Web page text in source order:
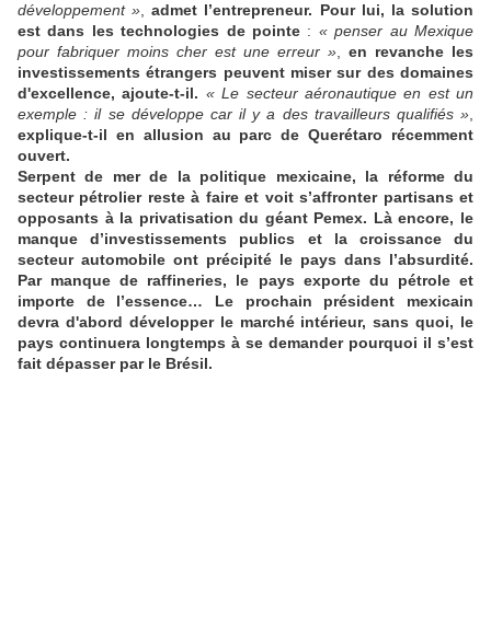
développement »,admet l’entrepreneur. Pour lui, la solution
est dans les technologies de pointe : « penser au Mexique
pour fabriquer moins cher est une erreur », en revanche les
investissements étrangers peuvent miser sur des domaines
d'excellence, ajoute-t-il. « Le secteur aéronautique en est un
exemple : il se développe car il y a des travailleurs qualifiés »,
explique-t-il en allusion au parc de Querétaro récemment
ouvert.
Serpent de mer de la politique mexicaine, la réforme du
secteur pétrolier reste à faire et voit s’affronter partisans et
opposants à la privatisation du géant Pemex. Là encore, le
manque d’investissements publics et la croissance du
secteur automobile ont précipité le pays dans l’absurdité.
Par manque de raffineries, le pays exporte du pétrole et
importe de l’essence… Le prochain président mexicain
devra d'abord développer le marché intérieur, sans quoi, le
pays continuera longtemps à se demander pourquoi il s’est
fait dépasser par le Brésil.